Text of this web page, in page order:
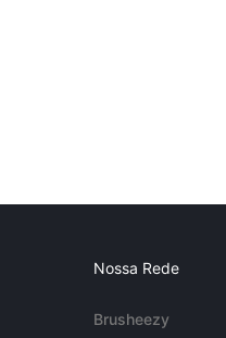
Nossa Rede
Brusheezy